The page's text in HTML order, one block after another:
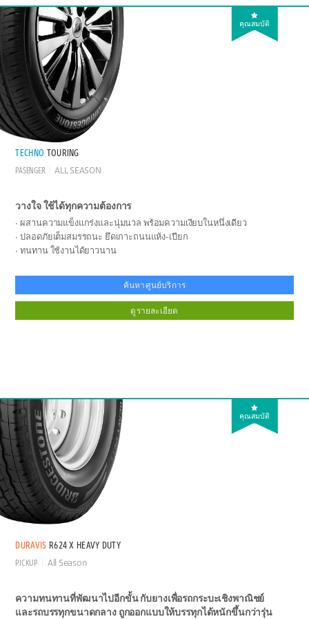
คุณสมบัติ
TECHNO TOURING
PASENGER ALL SEASON
วางใจ ใช้ได้ทุกความต้องการ
ผสานความแข็งแกร่งและนุ่มนวล พร้อมความเงียบในหนึ่งเดียว
ปลอดภัยเต็มสมรรถนะ ยึดเกาะถนนแห้ง-เปียก
ทนทาน ใช้งานได้ยาวนาน
ค้นหาศูนย์บริการ
ดูรายละเอียด
คุณสมบัติ
DURAVIS R624 X HEAVY DUTY
PICKUP All Season
ความทนทานที่พัฒนาไปอีกขั้น กับยางเพื่อรถกระบะเชิงพาณิชย์
และรถบรรทุกขนาดกลาง ถูกออกแบบให้บรรทุกได้หนักขึ้นกว่ารุ่น